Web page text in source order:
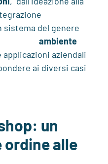
loro integrazione
sistema del genere
aziendali
ai diversi casi
un
ordine alle